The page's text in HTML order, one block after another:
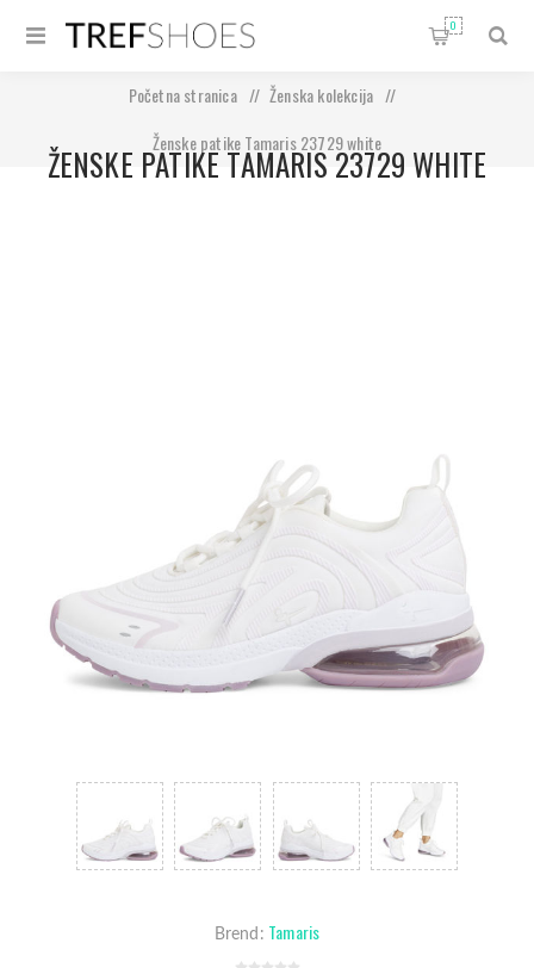
0
Početna stranica / Ženska kolekcija
/
Ženske patike Tamaris 23729 white
ŽENSKE PATIKE TAMARIS 23729 WHITE
Brend: Tamaris